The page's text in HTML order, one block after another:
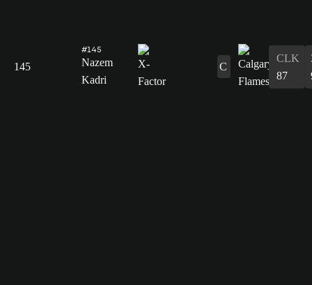
145
#145
Nazem
Kadri
C
CLK
87